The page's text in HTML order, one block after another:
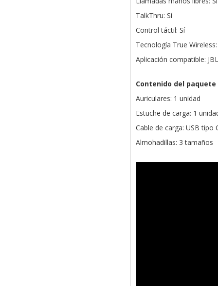
TalkThru: Sí
Control táctil: Sí
Tecnología True Wireless:
Aplicación compatible:
Contenido del paquete
Auriculares: 1 unidad
Estuche de carga: 1
Cable de carga: USB tipo
Almohadillas: 3 tamaños